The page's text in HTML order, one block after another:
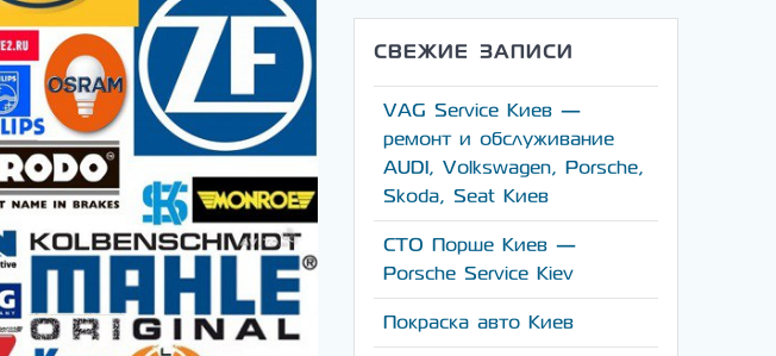
СВЕЖИЕ ЗАПИСИ
VAG Service Киев —
ремонт и обслуживание
AUDI, Volkswagen, Porsche,
Skoda, Seat Киев
СТО Порше Киев —
Porsche Service Kiev
Покраска авто Киев